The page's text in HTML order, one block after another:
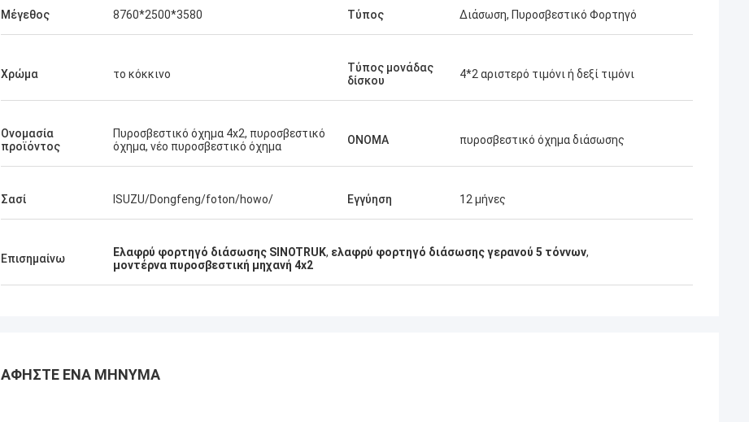
Μέγεθος 8760*2500*3580 Τύπος Διάσωση, Πυροσβεστικό Φορτηγό
Χρώμα το κόκκινο
Τύπος μονάδας
δίσκου
4*2 αριστερό τιμόνι ή δεξί τιμόνι
Ονομασία
προϊόντος
Πυροσβεστικό όχημα 4x2, πυροσβεστικό
όχημα, νέο πυροσβεστικό όχημα
ΟΝΟΜΑ πυροσβεστικό όχημα διάσωσης
Σασί ISUZU/Dongfeng/foton/howo/ Εγγύηση 12 μήνες
Επισημαίνω Ελαφρύ φορτηγό διάσωσης SINOTRUK, ελαφρύ φορτηγό διάσωσης γερανού 5 τόννων,
μοντέρνα πυροσβεστική μηχανή 4x2
ΑΦΉΣΤΕ ΈΝΑ ΜΉΝΥΜΑ